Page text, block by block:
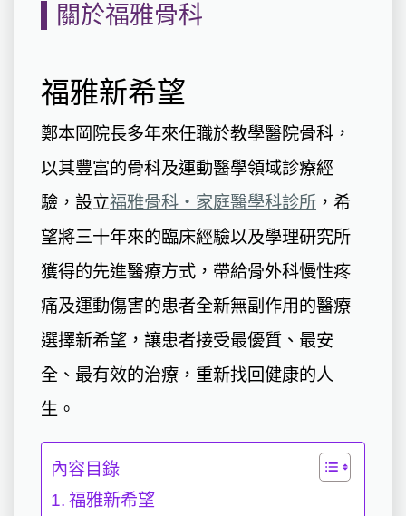
關於福雅骨科
福雅新希望
鄭本岡院長多年來任職於教學醫院骨科，
以其豐富的骨科及運動醫學領域診療經
驗，設立福雅骨科・家庭醫學科診所 ，希
望將三十年來的臨床經驗以及學理研究所
獲得的先進醫療方式，帶給骨外科慢性疼
痛及運動傷害的患者全新無副作用的醫療
選擇新希望，讓患者接受最優質、最安
全、最有效的治療，重新找回健康的人
生。
內容目錄
福雅新希望